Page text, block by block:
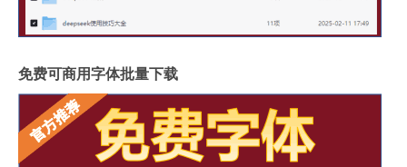
免费可商用字体批量下载